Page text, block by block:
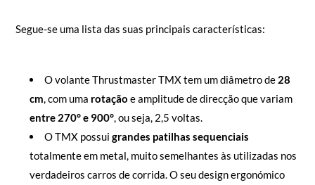
Segue-se uma lista das suas principais características:
O volante Thrustmaster TMX tem um diâmetro de 28
cm, com uma rotação e amplitude de direcção que variam
entre 270° e 900°, ou seja, 2,5 voltas.
O TMX possui grandes patilhas sequenciais
totalmente em metal, muito semelhantes às utilizadas nos
verdadeiros carros de corrida. O seu design ergonómico